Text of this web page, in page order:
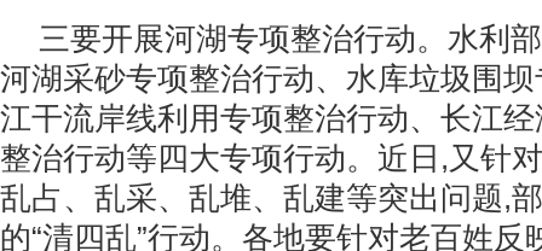
三要开展河湖专项整治行动。水利
河湖采砂专项整治行动、水库垃圾围
江干流岸线利用专项整治行动、长江
整治行动等四大专项行动。近日,又针
乱占、乱采、乱堆、乱建等突出问题,
的“清四乱”行动。各地要针对老百姓